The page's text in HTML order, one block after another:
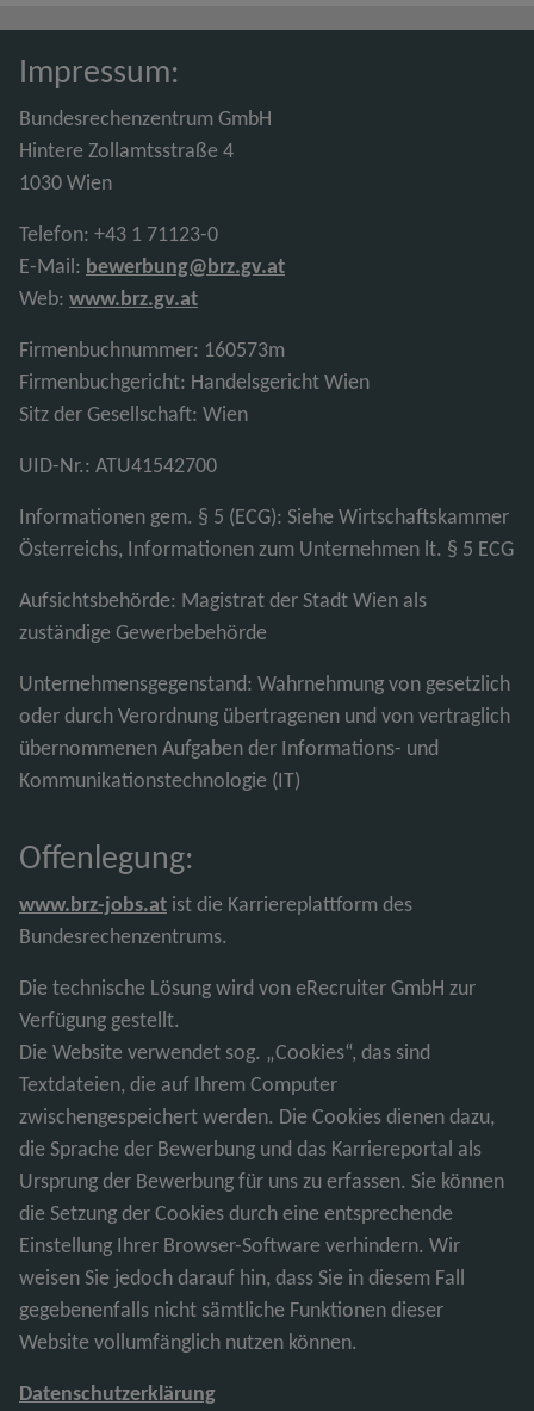
Impressum:
Bundesrechenzentrum GmbH
Hintere Zollamtsstraße 4
1030 Wien
Telefon: +43 1 71123-0
E-Mail: bewerbung@brz.gv.at
Web: www.brz.gv.at
Firmenbuchnummer: 160573m
Firmenbuchgericht: Handelsgericht Wien
Sitz der Gesellschaft: Wien
UID-Nr.: ATU41542700
Informationen gem. § 5 (ECG): Siehe Wirtschaftskammer
Österreichs, Informationen zum Unternehmen lt. § 5 ECG
Aufsichtsbehörde: Magistrat der Stadt Wien als
zuständige Gewerbebehörde
Unternehmensgegenstand: Wahrnehmung von gesetzlich
oder durch Verordnung übertragenen und von vertraglich
übernommenen Aufgaben der Informations- und
Kommunikationstechnologie (IT)
Offenlegung:
www.brz-jobs.at ist die Karriereplattform des
Bundesrechenzentrums.
Die technische Lösung wird von eRecruiter GmbH zur
Verfügung gestellt.
Die Website verwendet sog. „Cookies“, das sind
Textdateien, die auf Ihrem Computer
zwischengespeichert werden. Die Cookies dienen dazu,
die Sprache der Bewerbung und das Karriereportal als
Ursprung der Bewerbung für uns zu erfassen. Sie können
die Setzung der Cookies durch eine entsprechende
Einstellung Ihrer Browser-Software verhindern. Wir
weisen Sie jedoch darauf hin, dass Sie in diesem Fall
gegebenenfalls nicht sämtliche Funktionen dieser
Website vollumfänglich nutzen können.
Datenschutzerklärung